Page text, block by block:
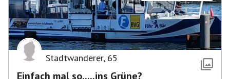
Stadtwanderer, 65
Einfach mal so.....ins Grüne?